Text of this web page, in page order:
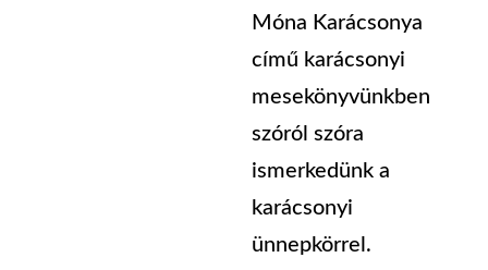
Móna Karácsonya
című karácsonyi
mesekönyvünkben
szóról szóra
ismerkedünk a
karácsonyi
ünnepkörrel.